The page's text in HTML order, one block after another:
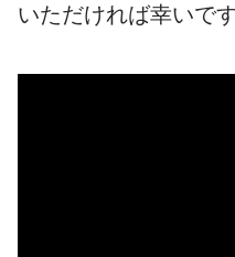
いただければ幸いです